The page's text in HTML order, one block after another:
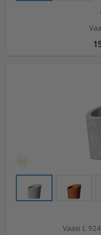
Vaasi L